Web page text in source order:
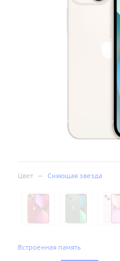
Цвет — Сияющая звезда
Встроенная память